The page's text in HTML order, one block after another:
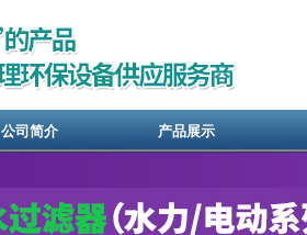
公司简介 产品展示